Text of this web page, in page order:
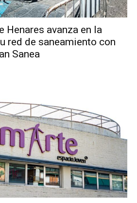
Henares avanza en la
red de saneamiento con
Sanea